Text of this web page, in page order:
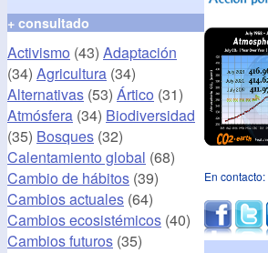
+ consultado
Activismo (43) Adaptación
(34) Agricultura (34)
Alternativas (53) Ártico (31)
Atmósfera (34) Biodiversidad
(35) Bosques (32)
Calentamiento global (68)
Cambio de hábitos (39)
Cambios actuales (64)
Cambios ecosistémicos (40)
Cambios futuros (35)
En contacto: